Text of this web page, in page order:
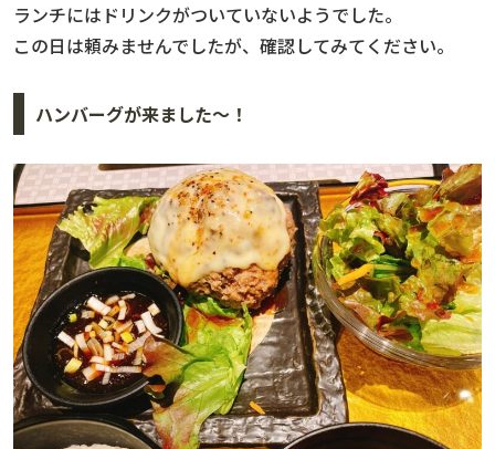
ランチにはドリンクがついていないようでした。
この日は頼みませんでしたが、確認してみてください。
ハンバーグが来ました〜！